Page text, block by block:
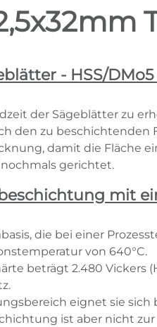
- HSS/
der Sägeblätter zu
den zu beschichtenden
damit die Fläche
gerichtet.
mit
die bei einer
von 640°C.
beträgt 2.480 Vickers
eignet sie
ist aber nicht